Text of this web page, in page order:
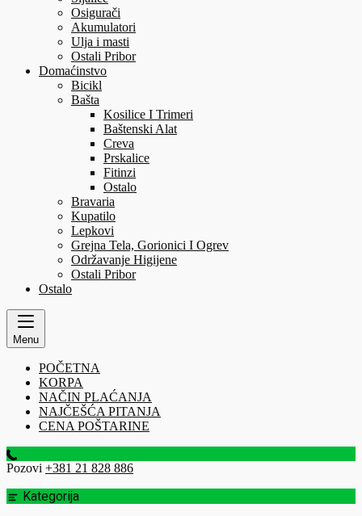
Osigurači
Akumulatori
Ulja i masti
Ostali Pribor
Domaćinstvo
Bicikl
Bašta
Kosilice I Trimeri
Baštenski Alat
Creva
Prskalice
Fitinzi
Ostalo
Bravaria
Kupatilo
Lepkovi
Grejna Tela, Gorionici I Ogrev
Održavanje Higijene
Ostali Pribor
Ostalo
Menu
POČETNA
KORPA
NAČIN PLAĆANJA
NAJČEŠĆA PITANJA
CENA POŠTARINE
Pozovi +381 21 828 886
Kategorija